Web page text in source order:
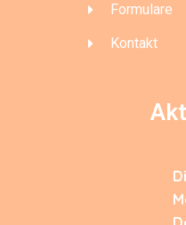
Formulare
Kontakt